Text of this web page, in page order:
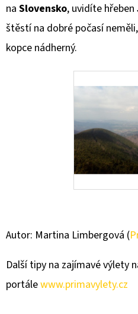
na Slovensko, uvidíte hřeben
štěstí na dobré počasí
kopce nádherný.
Autor: Martina Limbergová (
Další tipy na zajímavé výlety
portálewww.primavylety.cz